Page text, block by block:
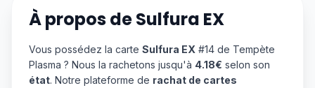
À propos deSulfura EX
Vous possédez la carte Sulfura EX #14 de Tempète
Plasma ? Nous la rachetons jusqu'à 4.18€ selon son
état. Notre plateforme de rachat de cartes